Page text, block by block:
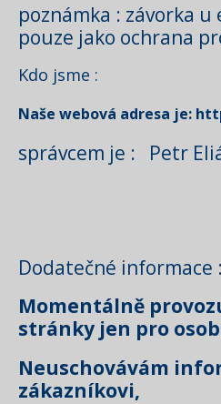
poznámka : závorka
pouze jako ochrana
Kdo jsme :
Naše webová adresa je:
správcem je : Petr
Dodatečné informace :
Momentálně
stránky jen pro
Neuschovávám
zákazníkovi,